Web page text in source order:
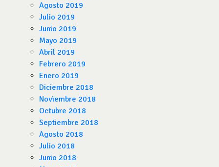
Agosto 2019
Julio 2019
Junio 2019
Mayo 2019
Abril 2019
Febrero 2019
Enero 2019
Diciembre 2018
Noviembre 2018
Octubre 2018
Septiembre 2018
Agosto 2018
Julio 2018
Junio 2018